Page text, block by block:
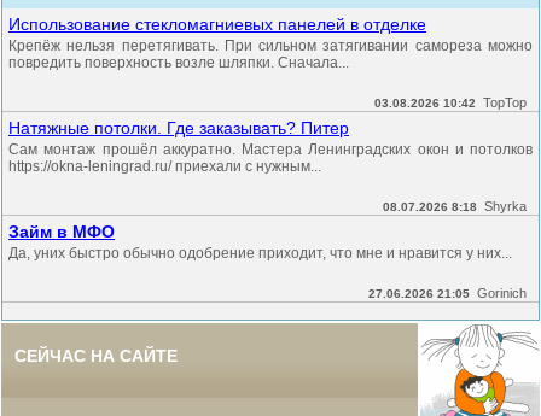
Использование стекломагниевых панелей в отделке
Крепёж нельзя перетягивать. При сильном затягивании самореза можно
повредить поверхность возле шляпки. Сначала...
03.08.2026 10:42 TopTop
Натяжные потолки. Где заказывать? Питер
Сам монтаж прошёл аккуратно. Мастера Ленинградских окон и потолков
https://okna-leningrad.ru/ приехали с нужным...
08.07.2026 8:18 Shyrka
Займ в МФО
Да, уних быстро обычно одобрение приходит, что мне и нравится у них...
27.06.2026 21:05 Gorinich
СЕЙЧАС НА САЙТЕ